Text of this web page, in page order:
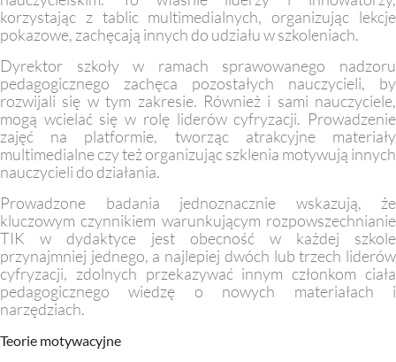
korzystając z tablic multimedialnych, organizując lekcje
pokazowe, zachęcają innych do udziału w szkoleniach.
Dyrektor szkoły w ramach sprawowanego nadzoru
pedagogicznego zachęca pozostałych nauczycieli, by
rozwijali się w tym zakresie. Również i sami nauczyciele,
mogą wcielać się w rolę liderów cyfryzacji. Prowadzenie
zajęć na platformie, tworząc atrakcyjne materiały
multimedialne czy też organizując szklenia motywują innych
nauczycieli do działania.
Prowadzone badania jednoznacznie wskazują, że
kluczowym czynnikiem warunkującym rozpowszechnianie
TIK w dydaktyce jest obecność w każdej szkole
przynajmniej jednego, a najlepiej dwóch lub trzech liderów
cyfryzacji, zdolnych przekazywać innym członkom ciała
pedagogicznego wiedzę o nowych materiałach i
narzędziach.
Teorie motywacyjne